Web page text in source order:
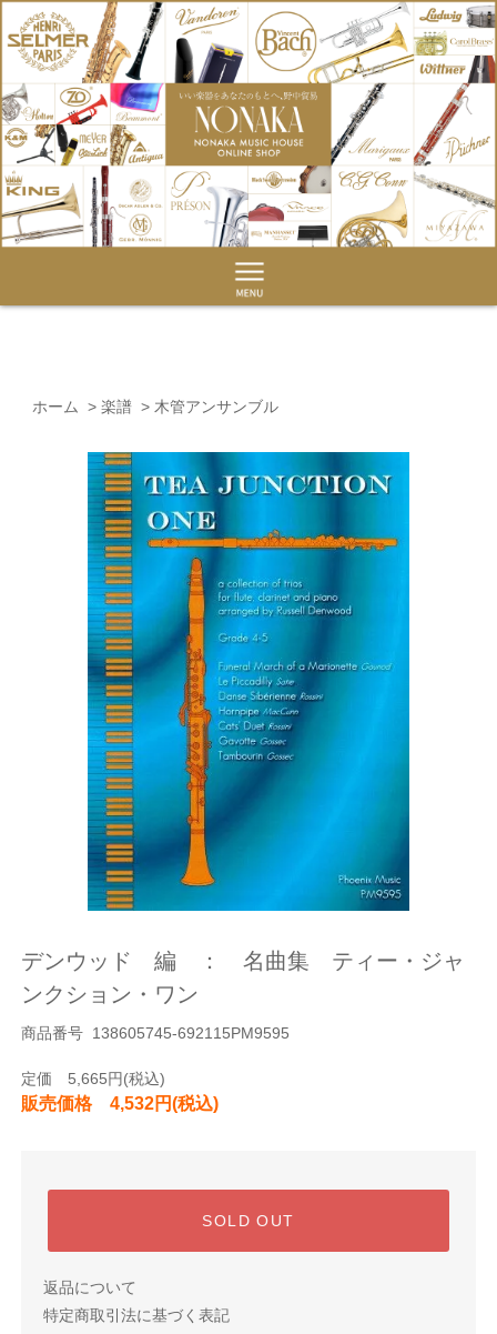
ホーム > 楽譜 > 木管アンサンブル
デンウッド 編 ： 名曲集 ティー・ジャ
ンクション・ワン
商品番号 138605745-692115PM9595
定価 5,665円(税込)
販売価格 4,532円(税込)
SOLD OUT
返品について
特定商取引法に基づく表記